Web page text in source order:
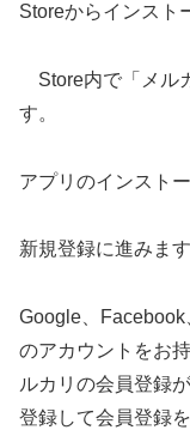
Storeからインスト
Store内で「メル
す。
アプリのインスト
新規登録に進みます
Google、
のアカウントをお
ルカリの会員登録
登録して会員登録